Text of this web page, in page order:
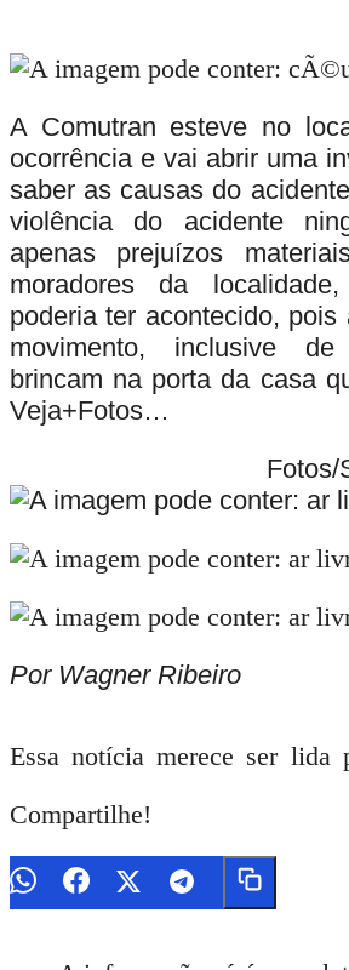
A Comutran esteve no
ocorrência e vai abrir uma
saber as causas do
violência do acidente
apenas prejuízos
moradores da
poderia ter acontecido,
movimento, inclusive
brincam na porta da casa
Veja+Fotos…
Fotos/Sérgio
Por Wagner Ribeiro
Essa notícia merece ser lida
Compartilhe!